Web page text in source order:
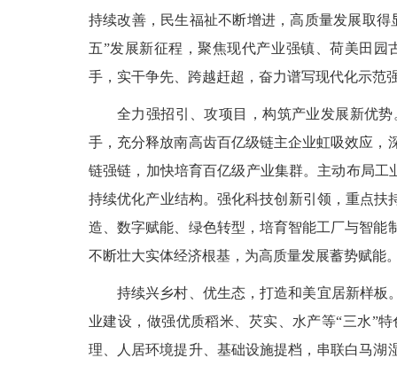
持续改善，民生福祉不断增进，高质量发展取
五”发展新征程，聚焦现代产业强镇、荷美田
手，实干争先、跨越赶超，奋力谱写现代化示范
全力强招引、攻项目，构筑产业发展新优
手，充分释放南高齿百亿级链主企业虹吸效应
链强链，加快培育百亿级产业集群。主动布局工
持续优化产业结构。强化科技创新引领，重点扶
造、数字赋能、绿色转型，培育智能工厂与智
不断壮大实体经济根基，为高质量发展蓄势赋能
持续兴乡村、优生态，打造和美宜居新样板
业建设，做强优质稻米、芡实、水产等“三水”
理、人居环境提升、基础设施提档，串联白马